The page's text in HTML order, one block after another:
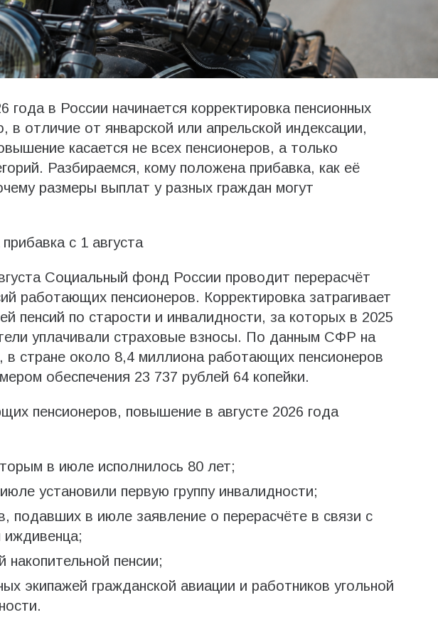
года в России начинается корректировка пенсионных
в отличие от январской или апрельской индексации,
касается не всех пенсионеров, а только
Разбираемся, кому положена прибавка, как её
размеры выплат у разных граждан могут
с 1 августа
Социальный фонд России проводит перерасчёт
работающих пенсионеров. Корректировка затрагивает
пенсий по старости и инвалидности, за которых в 2025
уплачивали страховые взносы. По данным СФР на
в стране около 8,4 миллиона работающих пенсионеров
обеспечения 23 737 рублей 64 копейки.
пенсионеров, повышение в августе 2026 года
в июле исполнилось 80 лет;
установили первую группу инвалидности;
подавших в июле заявление о перерасчёте в связи с
иждивенца;
накопительной пенсии;
экипажей гражданской авиации и работников угольной